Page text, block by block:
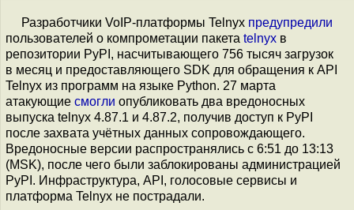
Разработчики VoIP-платформы Telnyx предупредили
пользователей о компрометации пакета telnyx в
репозитории PyPI, насчитывающего 756 тысяч загрузок
в месяц и предоставляющего SDK для обращения к API
Telnyx из программ на языке Python. 27 марта
атакующие смогли опубликовать два вредоносных
выпуска telnyx 4.87.1 и 4.87.2, получив доступ к PyPI
после захвата учётных данных сопровождающего.
Вредоносные версии распространялись с 6:51 до 13:13
(MSK), после чего были заблокированы администрацией
PyPI. Инфраструктура, API, голосовые сервисы и
платформа Telnyx не пострадали.